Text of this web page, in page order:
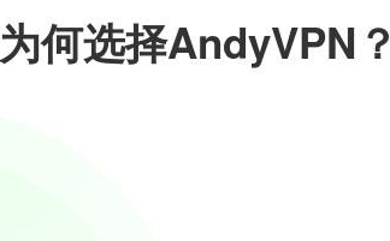
为何选择AndyVPN？